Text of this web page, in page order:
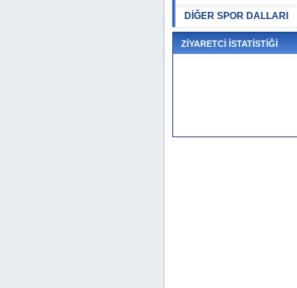
DİĞER SPOR DALLARI
ZİYARETCİ İSTATİSTİĞİ